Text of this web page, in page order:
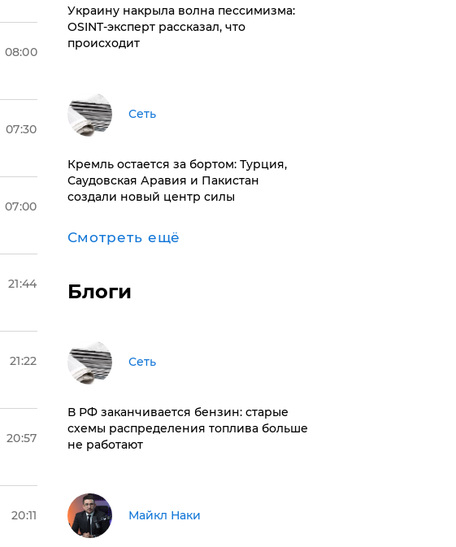
08:00
07:30
07:00
21:44
21:22
20:57
20:11
​Украину накрыла волна пессимизма:
OSINT-эксперт рассказал, что
происходит
Сеть
​Кремль остается за бортом: Турция,
Саудовская Аравия и Пакистан
создали новый центр силы
Смотреть ещё
Блоги
Сеть
​В РФ заканчивается бензин: старые
схемы распределения топлива больше
не работают
Майкл Наки